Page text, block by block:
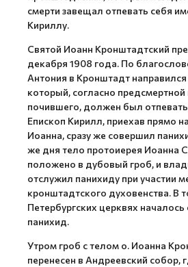
смерти завещал отпевать себя
Кириллу.
Святой Иоанн Кронштадтский
декабря 1908 года. По
Антония в Кронштадт
который, согласно предсмертной
почившего, должен был
Епископ Кирилл, приехав прямо
Иоанна, сразу же совершил
же дня тело протоиерея Иоанна
положено в дубовый гроб, и
отслужил панихиду при участии
кронштадтского духовенства. В
Петербургских церквях
панихид.
Утром гроб с телом о. Иоанна
перенесен в Андреевский собор,